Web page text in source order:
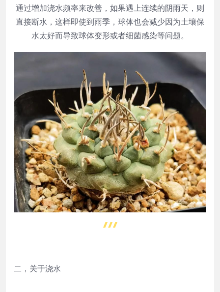
通过增加浇水频率来改善，如果遇上连续的阴雨天，则
直接断水，这样即使到雨季，球体也会减少因为土壤保
水太好而导致球体变形或者细菌感染等问题。
二，关于浇水